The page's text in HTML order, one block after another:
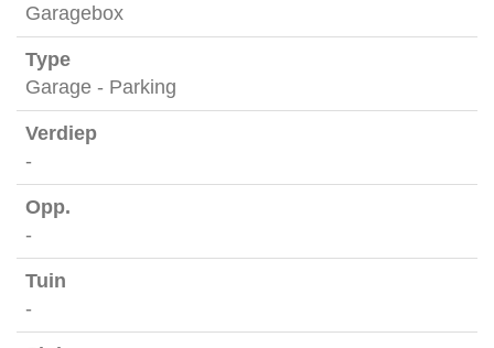
Garagebox
Garage - Parking
-
-
-